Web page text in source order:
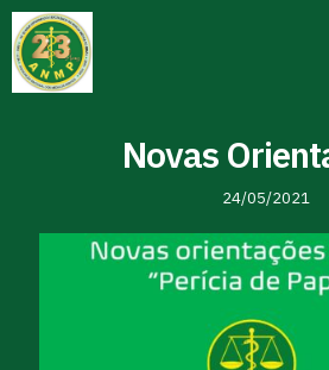
Novas
24/05/2021